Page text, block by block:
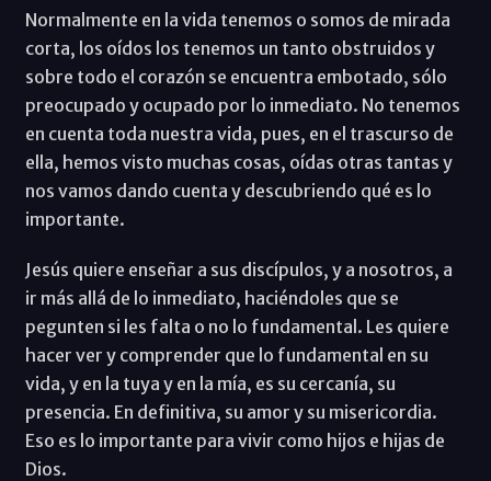
Normalmente en la vida tenemos o somos de mirada
corta, los oídos los tenemos un tanto obstruidos y
sobre todo el corazón se encuentra embotado, sólo
preocupado y ocupado por lo inmediato. No tenemos
en cuenta toda nuestra vida, pues, en el trascurso de
ella, hemos visto muchas cosas, oídas otras tantas y
nos vamos dando cuenta y descubriendo qué es lo
importante.
Jesús quiere enseñar a sus discípulos, y a nosotros, a
ir más allá de lo inmediato, haciéndoles que se
pegunten si les falta o no lo fundamental. Les quiere
hacer ver y comprender que lo fundamental en su
vida, y en la tuya y en la mía, es su cercanía, su
presencia. En definitiva, su amor y su misericordia.
Eso es lo importante para vivir como hijos e hijas de
Dios.